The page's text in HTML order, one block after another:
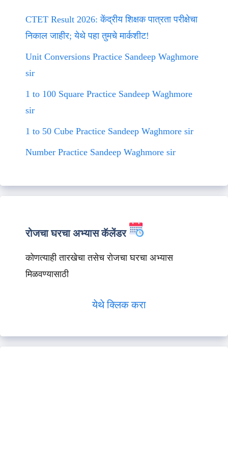
CTET Result 2026: केंद्रीय शिक्षक पात्रता परीक्षेचा
निकाल जाहीर; येथे पहा तुमचे मार्कशीट!
Unit Conversions Practice Sandeep Waghmore
sir
1 to 100 Square Practice Sandeep Waghmore
sir
1 to 50 Cube Practice Sandeep Waghmore sir
Number Practice Sandeep Waghmore sir
रोजचा घरचा अभ्यास कॅलेंडर
कोणत्याही तारखेचा तसेच रोजचा घरचा अभ्यास
मिळवण्यासाठी
येथे क्लिक करा